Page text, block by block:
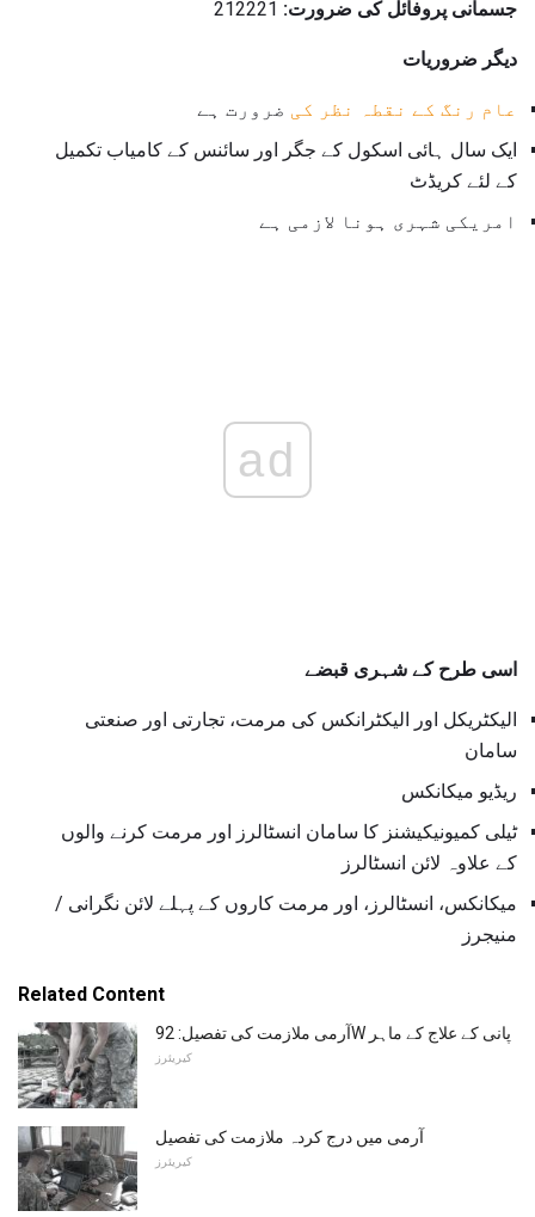
جسمانی پروفائل کی ضرورت:
دیگر ضروریات
عام رنگ کے نقطہ نظر کی ضرورت ہے
ایک سال ہائی اسکول کے جگر اور سائنس کے کامیاب تکمیل
کے لئے کریڈٹ
امریکی شہری ہونا لازمی ہے
ad
اسی طرح کے شہری قبضے
الیکٹریکل اور الیکٹرانکس کی مرمت، تجارتی اور صنعتی
سامان
ریڈیو میکانکس
ٹیلی کمیونیکیشنز کا سامان انسٹالرز اور مرمت کرنے والوں
کے علاوہ لائن انسٹالرز
میکانکس، انسٹالرز، اور مرمت کاروں کے پہلے لائن نگرانی /
منیجرز
Related Content
آرمی ملازمت کی تفصیل: 92W پانی کے علاج کے ماہر
کیریئرز
آرمی میں درج کردہ ملازمت کی تفصیل
کیریئرز